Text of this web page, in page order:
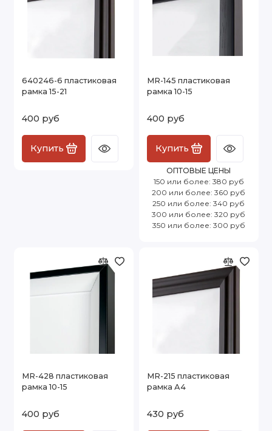
640246-6 пластиковая
рамка 15-21
400 руб
Купить
MR-145 пластиковая
рамка 10-15
400 руб
Купить
ОПТОВЫЕ ЦЕНЫ
150 или более: 380 руб
200 или более: 360 руб
250 или более: 340 руб
300 или более: 320 руб
350 или более: 300 руб
MR-428 пластиковая
рамка 10-15
400 руб
MR-215 пластиковая
рамка А4
430 руб